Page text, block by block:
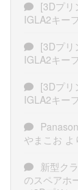
[3Dプリ
IGLA2キー
[3Dプリ
IGLA2キー
[3Dプリ
IGLA2キー
やまこお よ
新型ク
のスペアホ